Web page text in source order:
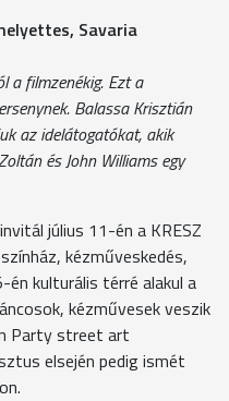
Savaria
a filmzenékig. Ezt a
Balassa Krisztián
az idelátogatókat, akik
és John Williams egy
július 11-én a KRESZ
kézműveskedés,
én kulturális térré alakul a
kézművesek veszik
Party street art
elsején pedig ismét